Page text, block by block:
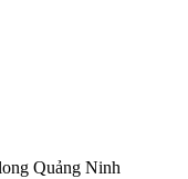
Quảng Ninh